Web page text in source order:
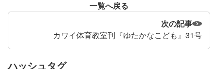
一覧へ戻る
次の記事
カワイ体育教室刊『ゆたかなこども』31号
ハッシュタグ